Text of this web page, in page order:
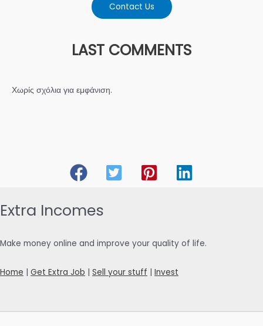
Contact Us
LAST COMMENTS
Χωρίς σχόλια για εμφάνιση.
Extra Incomes
Make money online and improve your quality of life.
Home Get Extra Job Sell your stuff Invest